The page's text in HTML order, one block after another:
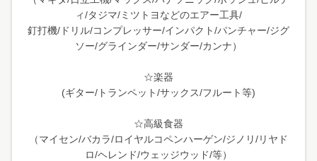
ィ/タジマ/ミツトヨなどのエアー工具/
釘打機/ドリル/コンプレッサー/インパクト/パンチャー/ジグ
ソー/グラインダー/サンダー/カンナ）
☆楽器
(ギター/トランペット/サックス/フルート等)
☆高級食器
（マイセン/バカラ/ロイヤルコペンハーゲン/ジノリ/リヤド
ロ/ヘレンド/ウェッジウッド/等）